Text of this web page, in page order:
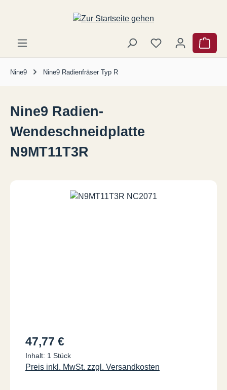
Zum Hauptinhalt springen
Nine9 Nine9 Radienfräser Typ R
Nine9 Radien-
Wendeschneidplatte
N9MT11T3R
Regulärer Preis:
47,77 €
Inhalt: 1 Stück
Preis inkl. MwSt. zzgl. Versandkosten